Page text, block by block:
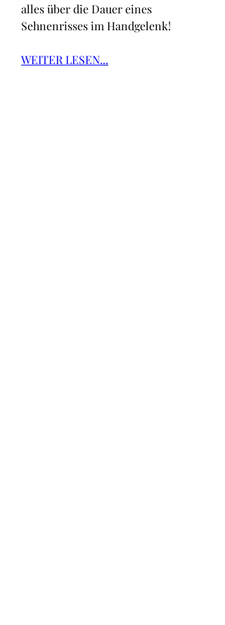
alles über die Dauer eines
Sehnenrisses im Handgelenk!
WEITER LESEN...